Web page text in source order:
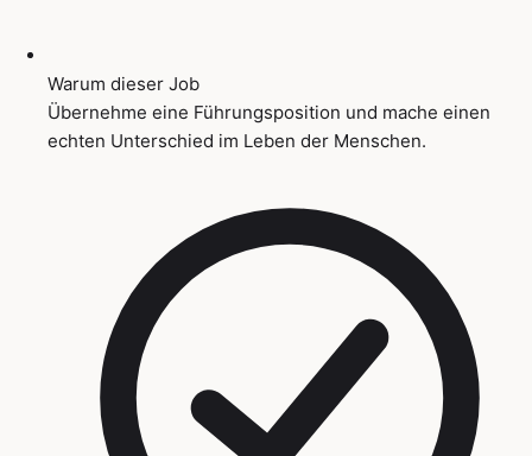
Warum dieser Job
Übernehme eine Führungsposition und mache einen
echten Unterschied im Leben der Menschen.